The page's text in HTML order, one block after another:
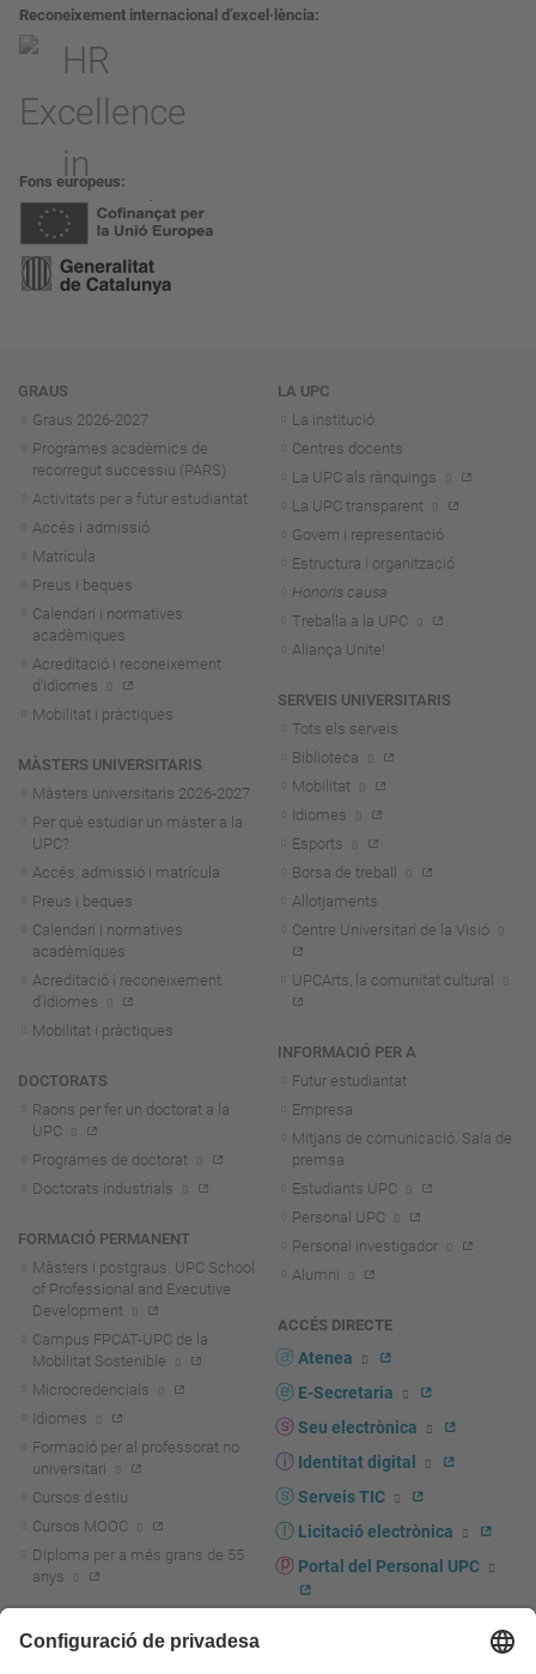
Reconeixement internacional d’excel·lència
Fons europeus
Navegació
GRAUS
Graus 2026-2027
Programes acadèmics de
recorregut successiu (PARS)
Activitats per a futur estudiantat
Accés i admissió
Matrícula
Preus i beques
Calendari i normatives
acadèmiques
Acreditació i reconeixement
d'idiomes
Mobilitat i pràctiques
MÀSTERS UNIVERSITARIS
Màsters universitaris 2026-2027
Per què estudiar un màster a la
UPC?
Accés, admissió i matrícula
Preus i beques
Calendari i normatives
acadèmiques
Acreditació i reconeixement
d'idiomes
Mobilitat i pràctiques
DOCTORATS
Raons per fer un doctorat a la
UPC
Programes de doctorat
Doctorats industrials
FORMACIÓ PERMANENT
Màsters i postgraus. UPC School
of Professional and Executive
Development
Campus FPCAT-UPC de la
Mobilitat Sostenible
Microcredencials
Idiomes
Formació per al professorat no
universitari
Cursos d'estiu
Cursos MOOC
Diploma per a més grans de 55
anys
Actualitat R+D+I
LA UPC
La institució
Centres docents
La UPC als rànquings
La UPC transparent
Govern i representació
Estructura i organització
Honoris causa
Treballa a la UPC
Aliança Unite!
SERVEIS UNIVERSITARIS
Tots els serveis
Biblioteca
Mobilitat
Idiomes
Esports
Borsa de treball
Allotjaments
Centre Universitari de la Visió
UPCArts, la comunitat cultural
INFORMACIÓ PER A
Futur estudiantat
Empresa
Mitjans de comunicació. Sala de
premsa
Estudiants UPC
Personal UPC
Personal investigador
Alumni
ACCÉS DIRECTE
Atenea
E-Secretaria
Seu electrònica
Identitat digital
Serveis TIC
Licitació electrònica
Portal del Personal UPC